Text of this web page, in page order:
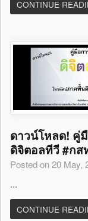
CONTINUE
ดาวน์โหลด! คู่
ดิจิตอลทีวี #กส
Posted on 20 May,
...
CONTINUE